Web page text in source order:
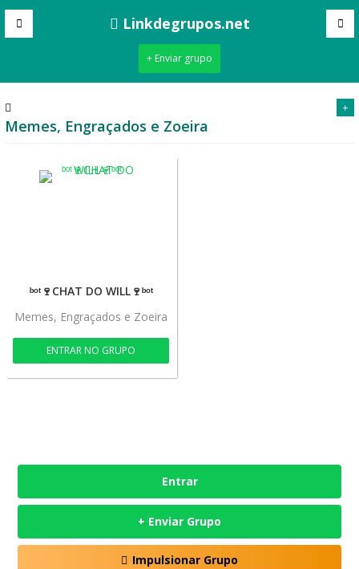
Linkdegrupos.net
+ Enviar grupo
Memes, Engraçados e Zoeira
+
ᵇᵒᵗ🍷CHAT DO WILL🍷ᵇᵒᵗ
Memes, Engraçados e Zoeira
ENTRAR NO GRUPO
Entrar
+ Enviar Grupo
Impulsionar Grupo